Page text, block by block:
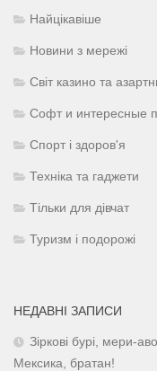
Найцікавіше
Новини з мережі
Світ казино та
Софт и интересные
Спорт і здоров'я
Техніка та гаджети
Тільки для дівчат
Туризм і подорожі
НЕДАВНІ ЗАПИСИ
Зіркові бурі, мери-
Мексика, братан!